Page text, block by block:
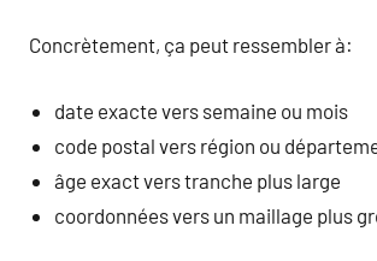
Concrètement, ça peut ressembler à:
date exacte vers semaine ou mois
code postal vers région ou
âge exact vers tranche plus large
coordonnées vers un maillage plus